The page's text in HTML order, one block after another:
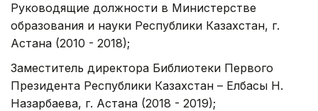
Руководящие должности в Министерстве
образования и науки Республики Казахстан, г.
Астана (2010 - 2018);
Заместитель директора Библиотеки Первого
Президента Республики Казахстан – Елбасы Н.
Назарбаева, г. Астана (2018 - 2019);